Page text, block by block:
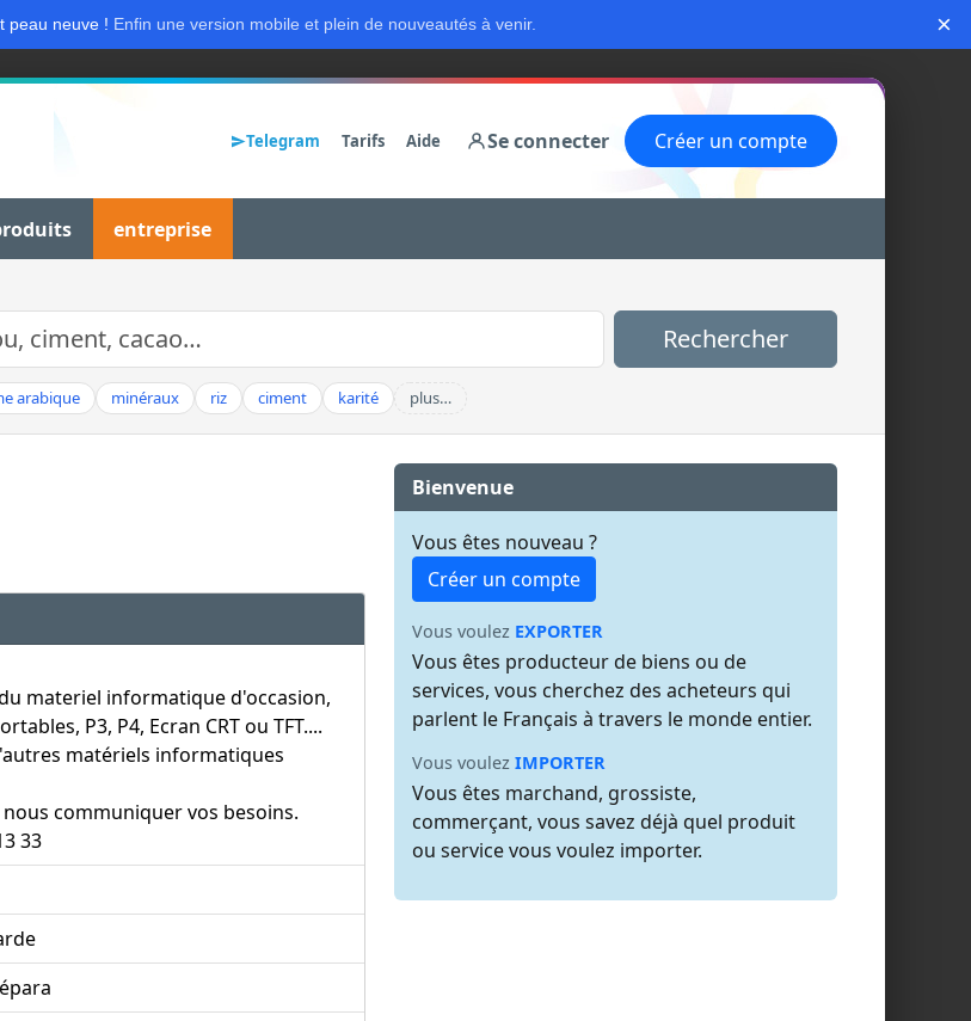
peau neuve ! Enfin une version mobile et plein de nouveautés à venir. ×
Telegram Tarifs Aide Se connecter Créer un compte
entreprise
Rechercher
arabique minéraux riz ciment karité plus…
materiel informatique d'occasion,
P3, P4, Ecran CRT ou TFT....
matériels informatiques
communiquer vos besoins.
33
Bienvenue
Vous êtes nouveau ?
Créer un compte
Vous voulez EXPORTER
Vous êtes producteur de biens ou de
services, vous cherchez des acheteurs qui
parlent le Français à travers le monde entier.
Vous voulez IMPORTER
Vous êtes marchand, grossiste,
commerçant, vous savez déjà quel produit
ou service vous voulez importer.